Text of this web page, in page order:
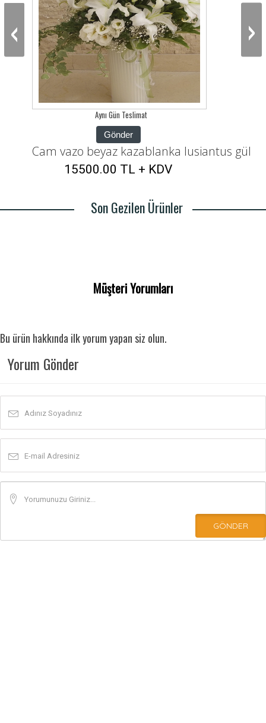
Aynı Gün Teslimat
Cam vazo beyaz kazablanka lusiantus gül
15500.00 TL + KDV
‹ ›
Son Gezilen Ürünler
Müşteri Yorumları
Bu ürün hakkında ilk yorum yapan siz olun.
Yorum Gönder